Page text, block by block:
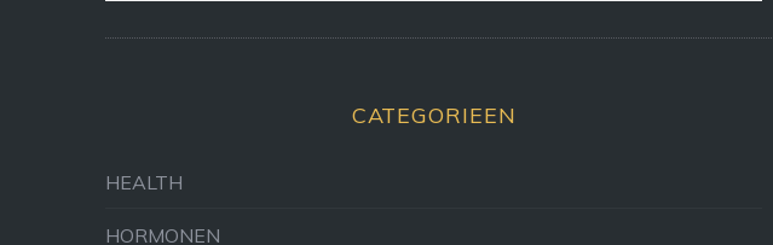
CATEGORIEEN
HEALTH
HORMONEN